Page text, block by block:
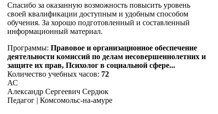
Спасибо за оказанную возможность повысить уровень
своей квалификации доступным и удобным способом
обучения. За хорошо подготовленный и составленный
информационный материал.
Программы: Правовое и организационное обеспечение
деятельности комиссий по делам несовершеннолетних и
защите их прав, Психолог в социальной сфере...
Количество учебных часов: 72
АС
Александр Сергеевич Сердюк
Педагог | Комсомольс-на-амуре